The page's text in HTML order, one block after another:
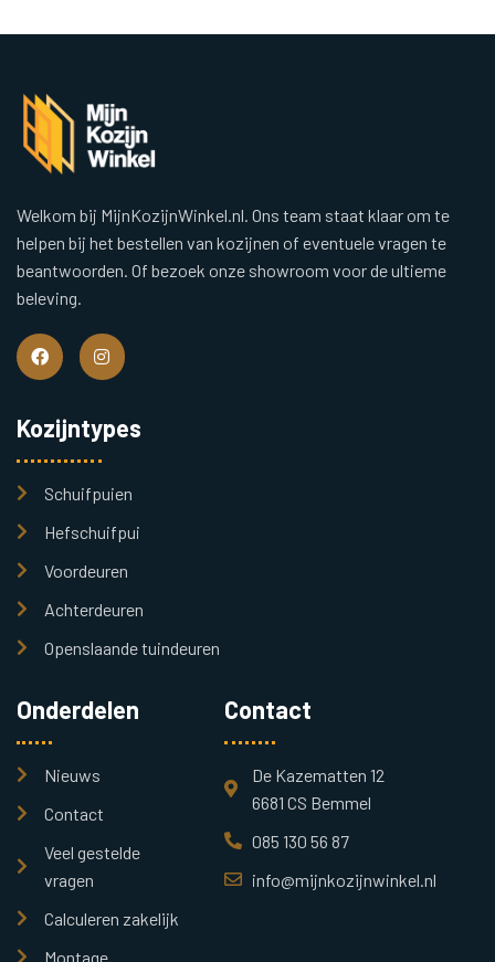
Welkom bij MijnKozijnWinkel.nl. Ons team staat klaar om te
helpen bij het bestellen van kozijnen of eventuele vragen te
beantwoorden. Of bezoek onze showroom voor de ultieme
beleving.
Kozijntypes
Schuifpuien
Hefschuifpui
Voordeuren
Achterdeuren
Openslaande tuindeuren
Onderdelen
Nieuws
Contact
Veel gestelde
vragen
Calculeren zakelijk
Montage
Contact
De Kazematten 12
6681 CS Bemmel
085 130 56 87
info@mijnkozijnwinkel.nl